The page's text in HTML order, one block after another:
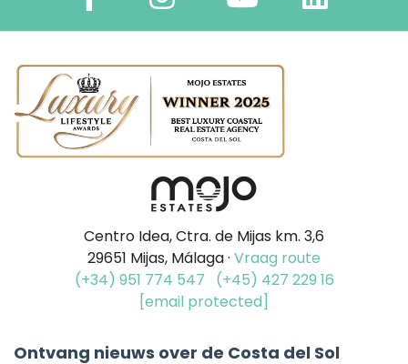
Centro Idea, Ctra. de Mijas km. 3,6
29651 Mijas, Málaga · Vraag route
(+34) 951 774 547
(+45) 427 229 16
[email protected]